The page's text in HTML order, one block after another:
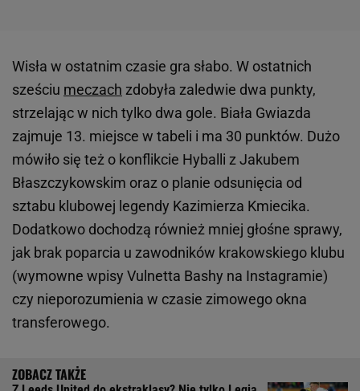
Wisła w ostatnim czasie gra słabo. W ostatnich
sześciu meczach zdobyła zaledwie dwa punkty,
strzelając w nich tylko dwa gole. Biała Gwiazda
zajmuje 13. miejsce w tabeli i ma 30 punktów. Dużo
mówiło się też o konflikcie Hyballi z Jakubem
Błaszczykowskim oraz o planie odsunięcia od
sztabu klubowej legendy Kazimierza Kmiecika.
Dodatkowo dochodzą również mniej głośne sprawy,
jak brak poparcia u zawodników krakowskiego klubu
(wymowne wpisy Vulnetta Bashy na Instagramie)
czy nieporozumienia w czasie zimowego okna
transferowego.